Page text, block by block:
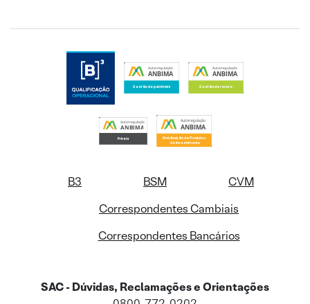
B3 BSM
CVM
Correspondentes Cambiais
Correspondentes Bancários
SAC - Dúvidas, Reclamações e Orientações